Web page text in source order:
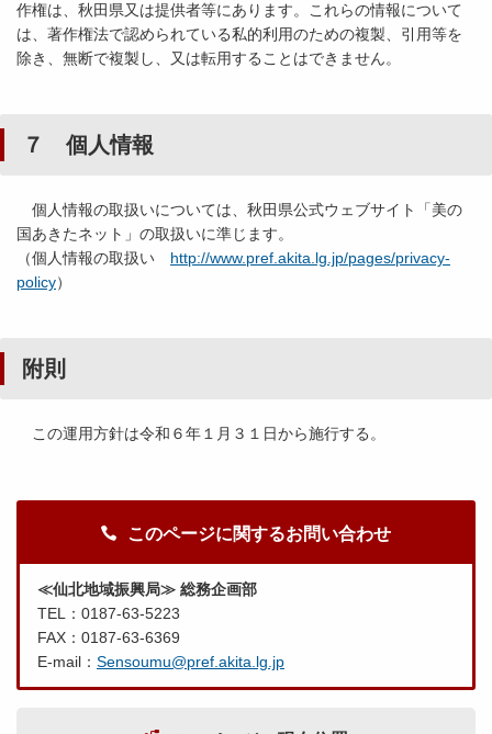
作権は、秋田県又は提供者等にあります。これらの情報について
は、著作権法で認められている私的利用のための複製、引用等を
除き、無断で複製し、又は転用することはできません。
７ 個人情報
個人情報の取扱いについては、秋田県公式ウェブサイト「美の
国あきたネット」の取扱いに準じます。
（個人情報の取扱い http://www.pref.akita.lg.jp/pages/privacy-
policy）
附則
この運用方針は令和６年１月３１日から施行する。
このページに関するお問い合わせ
≪仙北地域振興局≫ 総務企画部
TEL：0187-63-5223
FAX：0187-63-6369
E-mail： Sensoumu@pref.akita.lg.jp